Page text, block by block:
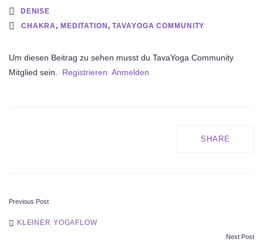
DENISE
CHAKRA, MEDITATION,TAVAYOGA COMMUNITY
Um diesen Beitrag zu sehen musst du TavaYoga Community
Mitglied sein. Registrieren Anmelden
SHARE
Previous Post
KLEINER YOGAFLOW
Next Post